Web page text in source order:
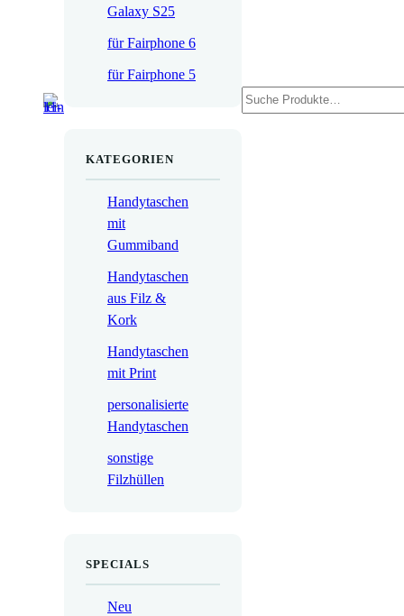
Galaxy S25
für Fairphone 6
für Fairphone 5
KATEGORIEN
Handytaschen
mit
Gummiband
Handytaschen
aus Filz &
Kork
Handytaschen
mit Print
personalisierte
Handytaschen
sonstige
Filzhüllen
SPECIALS
Neu
Suchen